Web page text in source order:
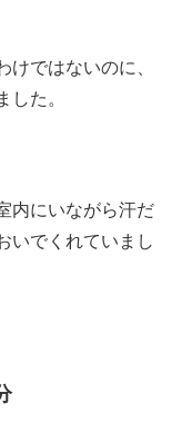
ではないのに、
した。
内にいながら汗だ
いでくれていまし